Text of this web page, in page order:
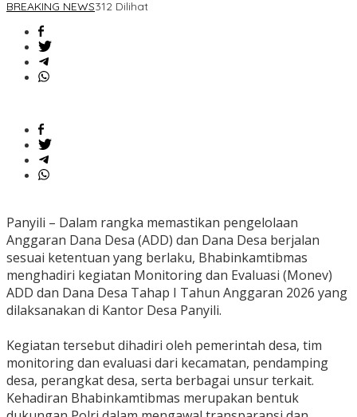
BREAKING NEWS312 Dilihat
‎Panyili – Dalam rangka memastikan pengelolaan
Anggaran Dana Desa (ADD) dan Dana Desa berjalan
sesuai ketentuan yang berlaku, Bhabinkamtibmas
menghadiri kegiatan Monitoring dan Evaluasi (Monev)
ADD dan Dana Desa Tahap I Tahun Anggaran 2026 yang
dilaksanakan di Kantor Desa Panyili.
‎Kegiatan tersebut dihadiri oleh pemerintah desa, tim
monitoring dan evaluasi dari kecamatan, pendamping
desa, perangkat desa, serta berbagai unsur terkait.
Kehadiran Bhabinkamtibmas merupakan bentuk